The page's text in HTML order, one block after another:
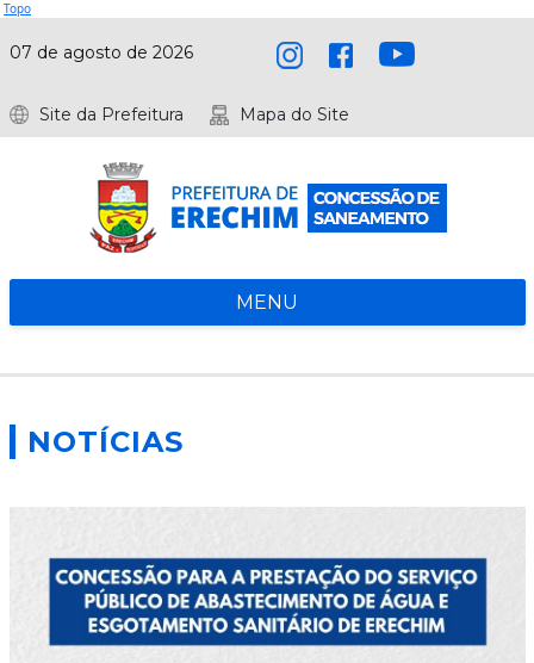
Topo
07 de agosto de 2026
Site da Prefeitura Mapa do Site
MENU
NOTÍCIAS